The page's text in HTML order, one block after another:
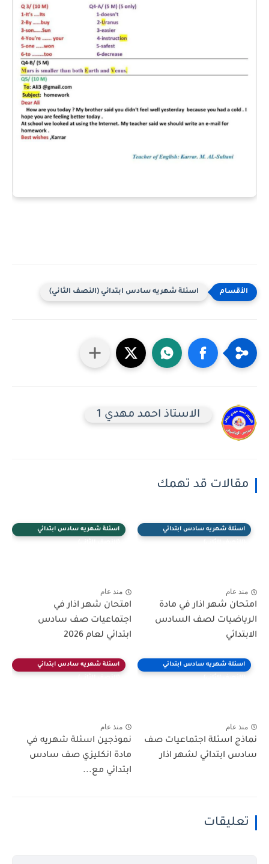
اسئلة شهريه سادس ابتدائي (النصف الثاني)
الاستاذ احمد مهدي 1
مقالات قد تهمك
اسئلة شهريه سادس ابتدائي
منذ عام
امتحان شهر اذار في مادة
الرياضيات لصف السادس
الابتدائي
اسئلة شهريه سادس ابتدائي
منذ عام
امتحان شهر اذار في
اجتماعيات صف سادس
ابتدائي لعام 2026
اسئلة شهريه سادس ابتدائي
منذ عام
نماذج اسئلة اجتماعيات صف
سادس ابتدائي لشهر اذار
اسئلة شهريه سادس ابتدائي
منذ عام
نموذجين اسئلة شهريه في
مادة انكليزي صف سادس
ابتدائي مع...
تعليقات